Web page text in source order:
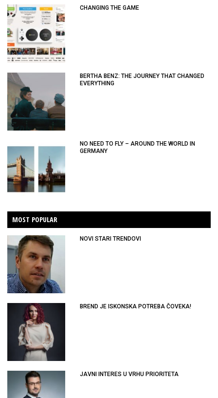
CHANGING THE GAME
BERTHA BENZ: THE JOURNEY THAT CHANGED
EVERYTHING
NO NEED TO FLY – AROUND THE WORLD IN
GERMANY
MOST POPULAR
NOVI STARI TRENDOVI
BREND JE ISKONSKA POTREBA ČOVEKA!
JAVNI INTERES U VRHU PRIORITETA